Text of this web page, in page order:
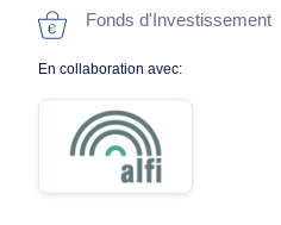
Fonds d'Investissement
En collaboration avec: